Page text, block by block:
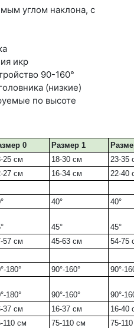
углом наклона, с
икр
90-160°
(низкие)
по высоте
0 Размер 1
25 см 18-30 см
23-35
27 см 16-34 см
22-40
40°
40°
45°
45°
57 см 45-63 см
54-75
180° 90°-160°
90°-
180° 90°-160°
90°-
37 см 16-37 см
16-40
110 см 75-110 см
75-